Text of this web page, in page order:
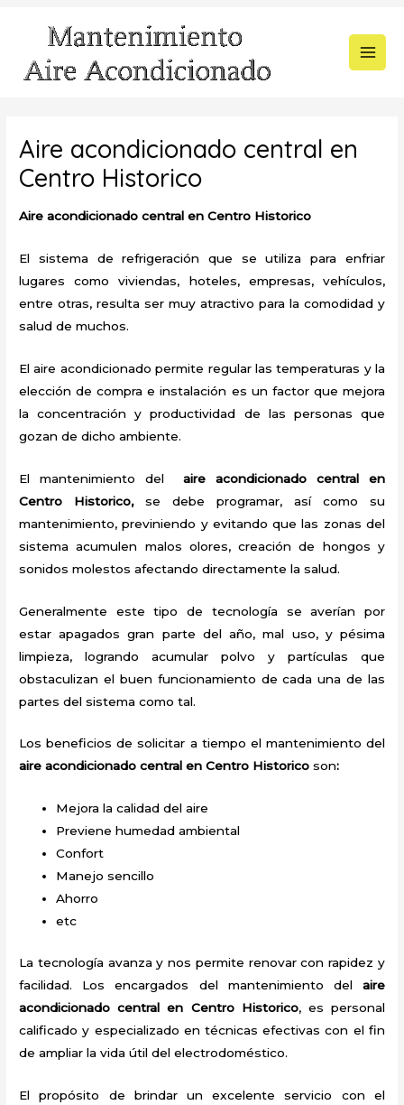
contenido
Aire acondicionado central en
Centro Historico
Aire acondicionado central en Centro Historico
El sistema de refrigeración que se utiliza para enfriar
lugares como viviendas, hoteles, empresas, vehículos,
entre otras, resulta ser muy atractivo para la comodidad y
salud de muchos.
El aire acondicionado permite regular las temperaturas y la
elección de compra e instalación es un factor que mejora
la concentración y productividad de las personas que
gozan de dicho ambiente.
El mantenimiento delaire acondicionado central en
Centro Historico,se debe programar, así como su
mantenimiento, previniendo y evitando que las zonas del
sistema acumulen malos olores, creación de hongos y
sonidos molestos afectando directamente la salud.
Generalmente este tipo de tecnología se averían por
estar apagados gran parte del año, mal uso, y pésima
limpieza, logrando acumular polvo y partículas que
obstaculizan el buen funcionamiento de cada una de las
partes del sistema como tal.
Los beneficios de solicitar a tiempo el mantenimiento del
aire acondicionado central en Centro Historicoson:
Mejora la calidad del aire
Previene humedad ambiental
Confort
Manejo sencillo
Ahorro
etc
La tecnología avanza y nos permite renovar con rapidez y
facilidad. Los encargados del mantenimiento del aire
acondicionado central en Centro Historico, es personal
calificado y especializado en técnicas efectivas con el fin
de ampliar la vida útil del electrodoméstico.
El propósito de brindar un excelente servicio con el